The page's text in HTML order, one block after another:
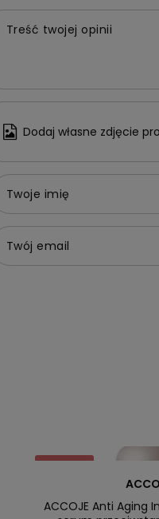
Treść twojej opinii
Dodaj własne zdjęcie
Twoje imię
Twój email
Promocja
ACCOJE Anti Aging